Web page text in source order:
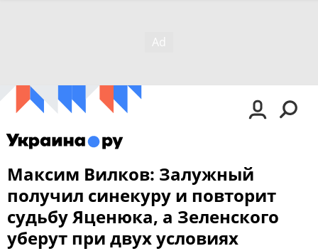
Максим Вилков: Залужный
получил синекуру и повторит
судьбу Яценюка, а Зеленского
уберут при двух условиях